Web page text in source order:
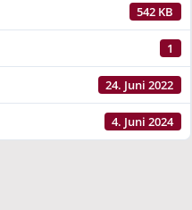
542 KB
1
24. Juni 2022
4. Juni 2024